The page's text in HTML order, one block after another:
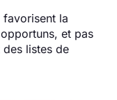
favorisent la
et pas
listes de